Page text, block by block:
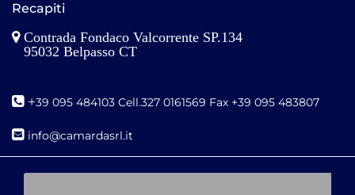
Recapiti
Contrada Fondaco Valcorrente SP.134
95032 Belpasso CT
+39 095 484103 Cell.327 0161569 Fax +39 095 483807
info@camardasrl.it